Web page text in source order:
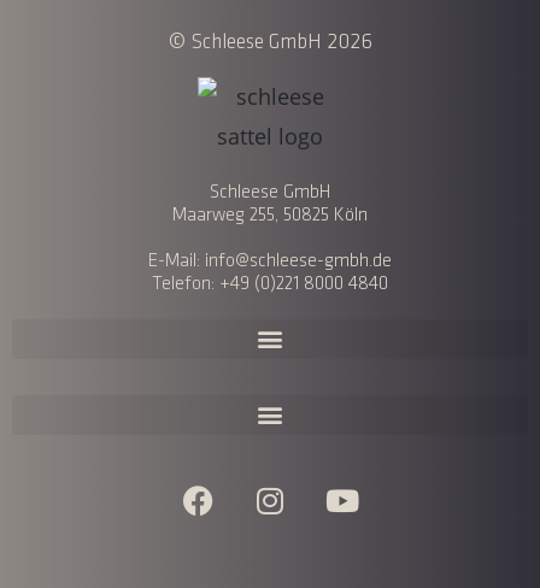
© Schleese GmbH 2026
Schleese GmbH
Maarweg 255, 50825 Köln
E-Mail: info@schleese-gmbh.de
Telefon: +49 (0)221 8000 4840